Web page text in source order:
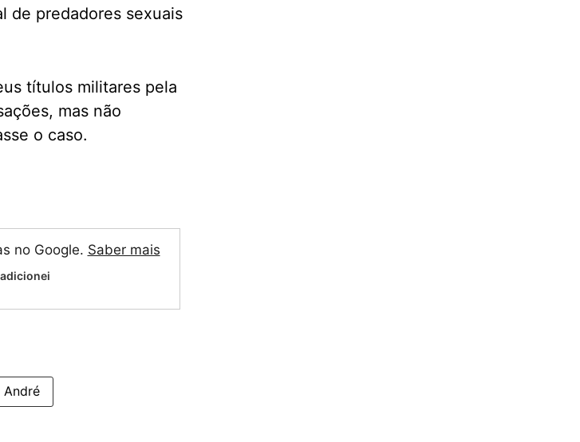
de predadores sexuais
títulos militares pela
mas não
o caso.
no Google. Saber mais
André